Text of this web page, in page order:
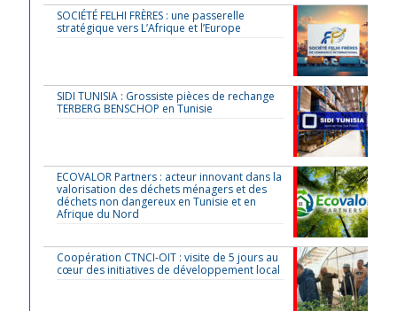
SOCIÉTÉ FELHI FRÈRES : une passerelle
stratégique vers L’Afrique et l’Europe
SIDI TUNISIA : Grossiste pièces de rechange
TERBERG BENSCHOP en Tunisie
ECOVALOR Partners : acteur innovant dans la
valorisation des déchets ménagers et des
déchets non dangereux en Tunisie et en
Afrique du Nord
Coopération CTNCI-OIT : visite de 5 jours au
cœur des initiatives de développement local